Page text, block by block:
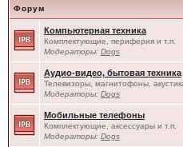
Форум
Компьютерная техника
Комплектующие, периферия и т.п.
Модераторы: Dogs
Аудио-видео, бытовая техника
Телевизоры, магнитофоны,
Модераторы: Dogs
Мобильные телефоны
Комплектующие, аксессуары и т.п.
Модераторы: Dogs